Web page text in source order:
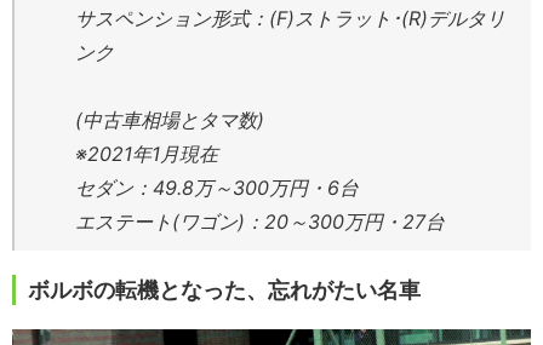
サスペンション形式：(F)ストラット･(R)デルタリ
ンク
(中古車相場とタマ数)
※2021年1月現在
セダン：49.8万～300万円・6台
エステート(ワゴン)：20～300万円・27台
ボルボの転機となった、忘れがたい名車